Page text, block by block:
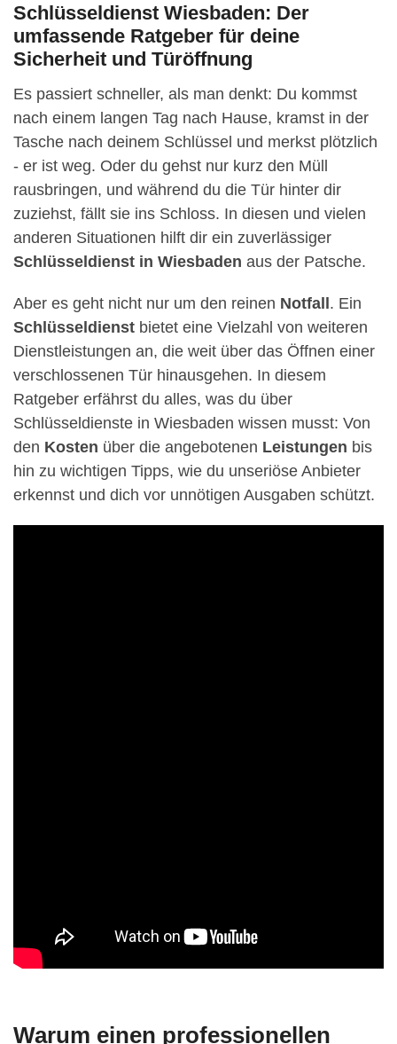
Schlüsseldienst Wiesbaden: Der
umfassende Ratgeber für deine
Sicherheit und Türöffnung
Es passiert schneller, als man denkt: Du kommst
nach einem langen Tag nach Hause, kramst in der
Tasche nach deinem Schlüssel und merkst plötzlich
- er ist weg. Oder du gehst nur kurz den Müll
rausbringen, und während du die Tür hinter dir
zuziehst, fällt sie ins Schloss. In diesen und vielen
anderen Situationen hilft dir ein zuverlässiger
Schlüsseldienst in Wiesbaden aus der Patsche.
Aber es geht nicht nur um den reinen Notfall . Ein
Schlüsseldienst bietet eine Vielzahl von weiteren
Dienstleistungen an, die weit über das Öffnen einer
verschlossenen Tür hinausgehen. In diesem
Ratgeber erfährst du alles, was du über
Schlüsseldienste in Wiesbaden wissen musst: Von
den Kosten über die angebotenen Leistungen bis
hin zu wichtigen Tipps, wie du unseriöse Anbieter
erkennst und dich vor unnötigen Ausgaben schützt.
Warum einen professionellen